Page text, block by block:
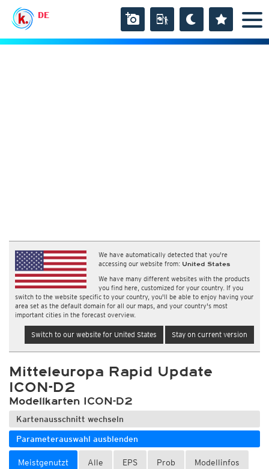
DE
We have automatically detected that you're
accessing our website from: United States
We have many different websites with the products
you find here, customized for your country. If you
switch to the website specific to your country, you'll be able to enjoy having your
area set as the default domain for all our maps, and your country's most
important cities in the forecast overview.
Switch to our website for United States Stay on current version
Mitteleuropa Rapid Update
ICON-D2
Modellkarten ICON-D2
Kartenausschnitt wechseln
Parameterauswahl ausblenden
Meistgenutzt Alle EPS Prob Modellinfos